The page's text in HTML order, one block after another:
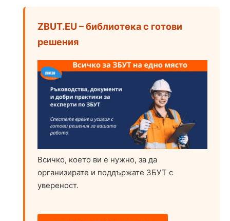
ZBUT.EU – библиотека с готови
решения
Всичко, което ви е нужно, за да
организирате и поддържате ЗБУТ с
увереност.